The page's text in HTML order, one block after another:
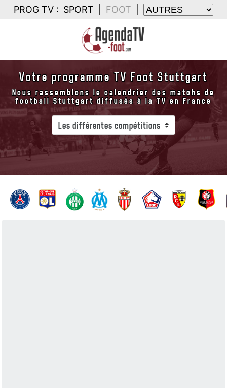
PROG TV : SPORT FOOT
Votre programme TV Foot Stuttgart
Nous rassemblons le calendrier des matchs de
football Stuttgart diffusés à la TV en France